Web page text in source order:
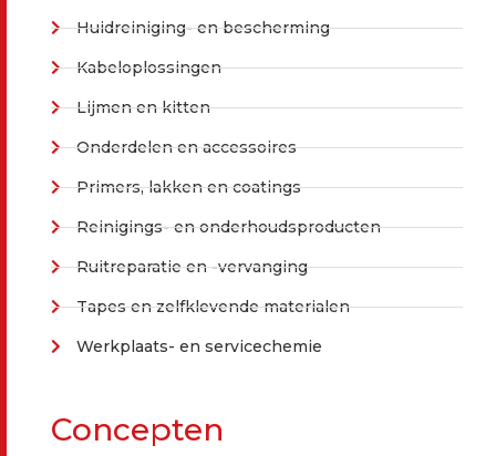
Huidreiniging- en bescherming
Kabeloplossingen
Lijmen en kitten
Onderdelen en accessoires
Primers, lakken en coatings
Reinigings- en onderhoudsproducten
Ruitreparatie en -vervanging
Tapes en zelfklevende materialen
Werkplaats- en servicechemie
Concepten